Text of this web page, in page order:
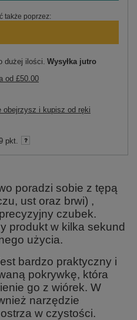
także poprzez:
dużej ilości Wysyłka jutro
od £50.00
obejrzysz i kupisz od ręki
pkt.
poradzi sobie z tępą
ust oraz brwi) ,
czubek.
produkt w kilka sekund
użycia.
bardzo praktyczny i
pokrywkę, która
go z wiórek. W
narzędzie
w czystości.